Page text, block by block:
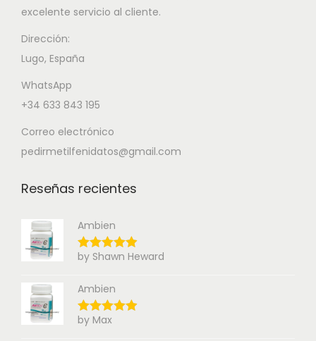
excelente servicio al cliente.
Dirección:
Lugo, España
WhatsApp
+34 633 843 195
Correo electrónico
pedirmetilfenidatos@gmail.com
Reseñas recientes
Ambien
by Shawn Heward
Ambien
by Max